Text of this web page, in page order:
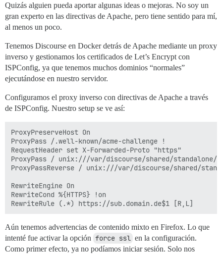
Quizás alguien pueda aportar algunas ideas o mejoras. No soy un
gran experto en las directivas de Apache, pero tiene sentido para mí,
al menos un poco.
Tenemos Discourse en Docker detrás de Apache mediante un proxy
inverso y gestionamos los certificados de Let’s Encrypt con
ISPConfig, ya que tenemos muchos dominios “normales”
ejecutándose en nuestro servidor.
Configuramos el proxy inverso con directivas de Apache a través
de ISPConfig. Nuestro setup se ve así:
ProxyPreserveHost On
ProxyPass /.well-known/acme-challenge !
RequestHeader set X-Forwarded-Proto "https"
ProxyPass / unix:///var/discourse/shared/
ProxyPassReverse / unix:///var/discourse/shared/
RewriteEngine On
RewriteCond %{HTTPS} !on
Aún tenemos advertencias de contenido mixto en Firefox. Lo que
intenté fue activar la opción force ssl en la configuración.
Como primer efecto, ya no podíamos iniciar sesión. Solo nos